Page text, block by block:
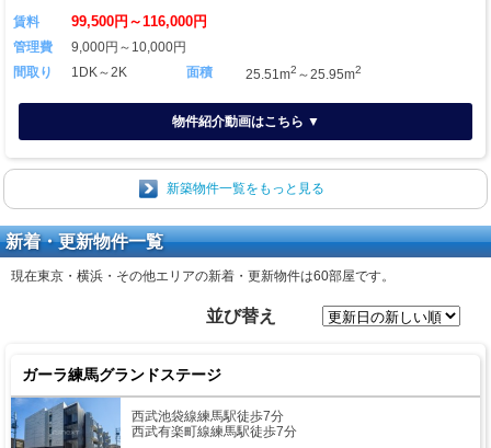
賃料 99,500円～116,000円
管理費
9,000円～10,000円
間取り
1DK～2K 面積 25.51m2 ～25.95m2
物件紹介動画はこちら ▼
新築物件一覧をもっと見る
新着・更新物件一覧
現在東京・横浜・その他エリアの新着・更新物件は60部屋です。
並び替え
ガーラ練馬グランドステージ
西武池袋線練馬駅徒歩7分
西武有楽町線練馬駅徒歩7分